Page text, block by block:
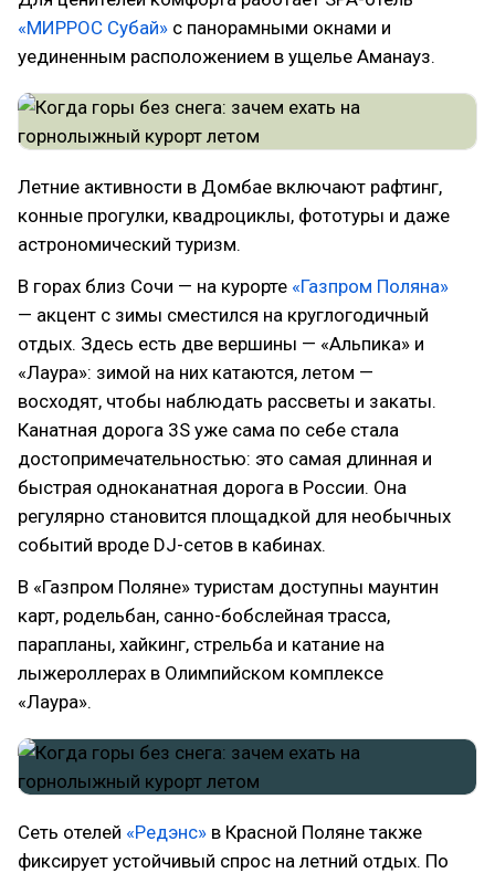
«МИРРОС Субай» с панорамными окнами и
уединенным расположением в ущелье Аманауз.
Летние активности в Домбае включают рафтинг,
конные прогулки, квадроциклы, фототуры и даже
астрономический туризм.
В горах близ Сочи — на курорте «Газпром Поляна»
— акцент с зимы сместился на круглогодичный
отдых. Здесь есть две вершины — «Альпика» и
«Лаура»: зимой на них катаются, летом —
восходят, чтобы наблюдать рассветы и закаты.
Канатная дорога 3S уже сама по себе стала
достопримечательностью: это самая длинная и
быстрая одноканатная дорога в России. Она
регулярно становится площадкой для необычных
событий вроде DJ-сетов в кабинах.
В «Газпром Поляне» туристам доступны маунтин
карт, родельбан, санно-бобслейная трасса,
парапланы, хайкинг, стрельба и катание на
лыжероллерах в Олимпийском комплексе
«Лаура».
Сеть отелей «Редэнс» в Красной Поляне также
фиксирует устойчивый спрос на летний отдых. По